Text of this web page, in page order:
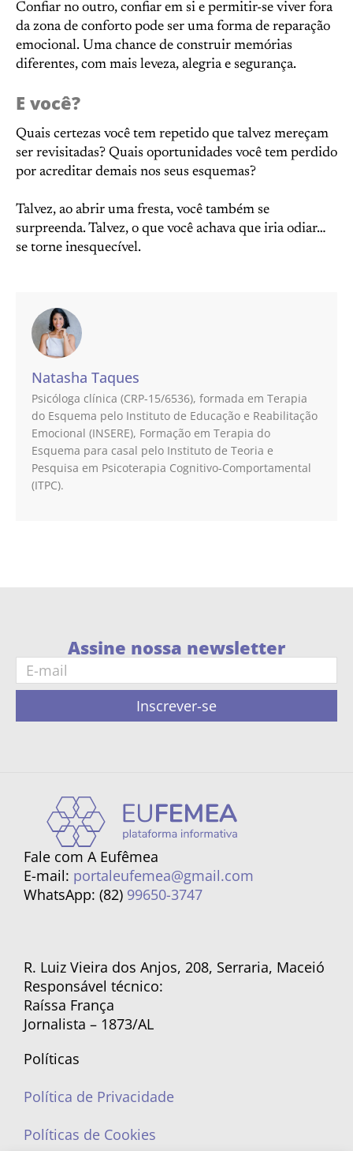
Confiar no outro, confiar em si e permitir-se viver fora
da zona de conforto pode ser uma forma de reparação
emocional. Uma chance de construir memórias
diferentes, com mais leveza, alegria e segurança.
E você?
Quais certezas você tem repetido que talvez mereçam
ser revisitadas? Quais oportunidades você tem perdido
por acreditar demais nos seus esquemas?
Talvez, ao abrir uma fresta, você também se
surpreenda. Talvez, o que você achava que iria odiar…
se torne inesquecível.
Natasha Taques
Psicóloga clínica (CRP-15/6536), formada em Terapia
do Esquema pelo Instituto de Educação e Reabilitação
Emocional (INSERE), Formação em Terapia do
Esquema para casal pelo Instituto de Teoria e
Pesquisa em Psicoterapia Cognitivo-Comportamental
(ITPC).
Assine nossa newsletter
Inscrever-se
Fale com A Eufêmea
E-mail: portaleufemea@gmail.com
WhatsApp: (82) 99650-3747
R. Luiz Vieira dos Anjos, 208, Serraria, Maceió
Responsável técnico:
Raíssa França
Jornalista – 1873/AL
Políticas
Política de Privacidade
Políticas de Cookies